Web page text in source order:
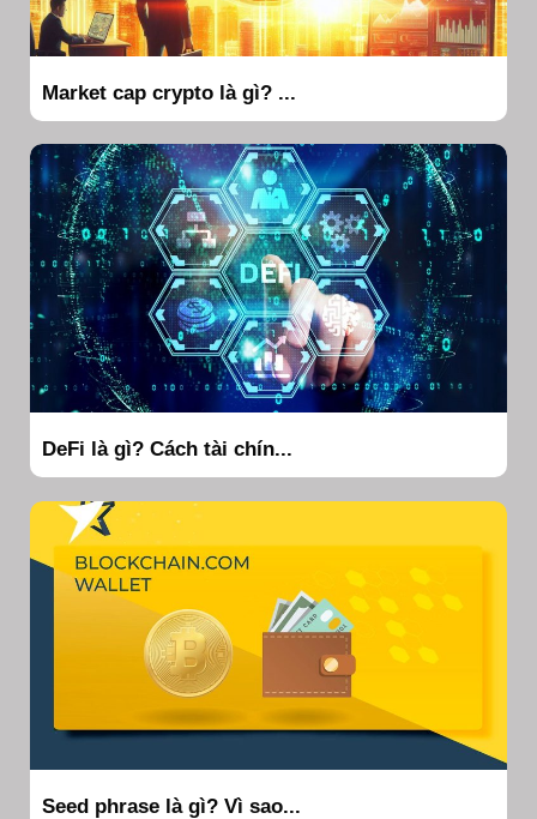
Market cap crypto là gì? ...
DeFi là gì? Cách tài chín...
Seed phrase là gì? Vì sao...